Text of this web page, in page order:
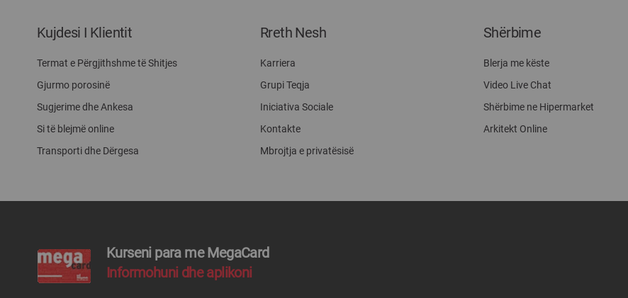
Kujdesi I Klientit
Termat e Përgjithshme të Shitjes
Gjurmo porosinë
Sugjerime dhe Ankesa
Si të blejmë online
Transporti dhe Dërgesa
Rreth Nesh
Karriera
Grupi Teqja
Iniciativa Sociale
Kontakte
Mbrojtja e privatësisë
Shërbime
Blerja me këste
Video Live Chat
Shërbime ne Hipermarket
Arkitekt Online
Kurseni para me MegaCard
Informohuni dhe aplikoni